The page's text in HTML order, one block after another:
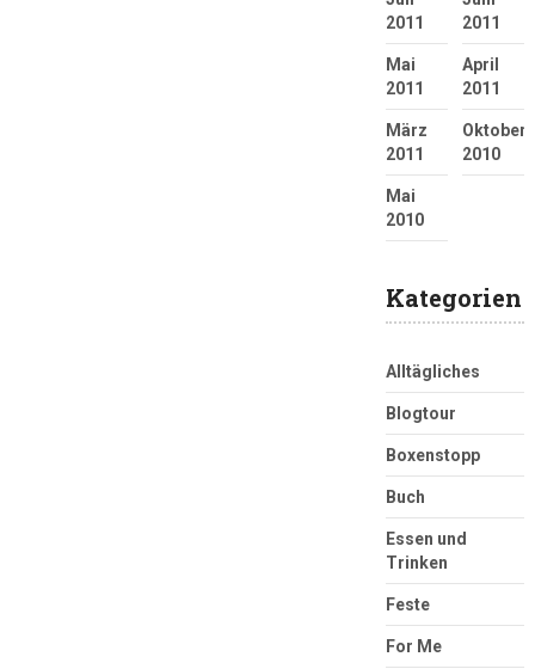
2011
2011
Mai
2011
April
2011
März
2011
Oktober
2010
Mai
2010
Kategorien
Alltägliches
Blogtour
Boxenstopp
Buch
Essen und
Trinken
Feste
For Me